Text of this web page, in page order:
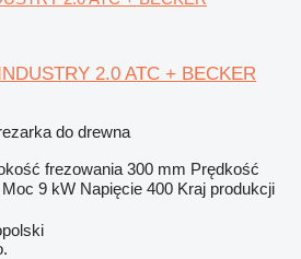
2.0 ATC + BECKER
do drewna
frezowania 300 mm Prędkość
Moc 9 kW Napięcie 400 Kraj produkcji